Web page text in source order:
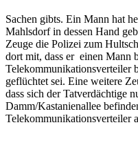
Sachen gibts. Ein Mann hat
Mahlsdorf in dessen Hand
Zeuge die Polizei zum
dort mit, dass er einen Mann
Telekommunikationsverteiler
geflüchtet sei. Eine weitere
dass sich der Tatverdächtige
Damm/Kastanienallee
Telekommunikationsverteiler